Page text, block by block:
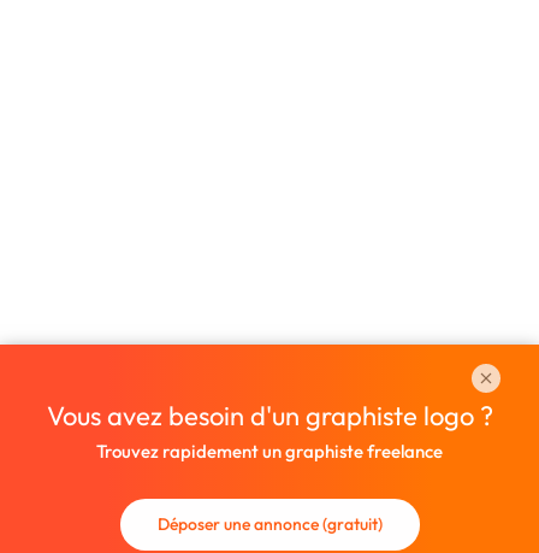
Vous avez besoin d'un graphiste logo ?
Trouvez rapidement un graphiste freelance
Déposer une annonce (gratuit)